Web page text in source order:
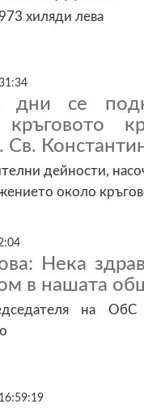
хиляди лева
дни се
Св.
дейности,
около
Нека
в нашата
на